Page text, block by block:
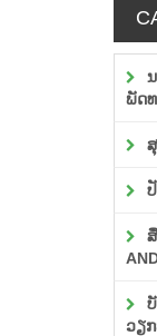
ພັດທ
ວຽ